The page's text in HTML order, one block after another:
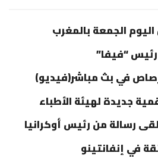
الجمعة بالمغرب
“فيفا”
في بث مباشر(فيديو)
جديدة لهيئة الأطباء
رسالة من رئيس أوكرانيا
في إنفانتينو